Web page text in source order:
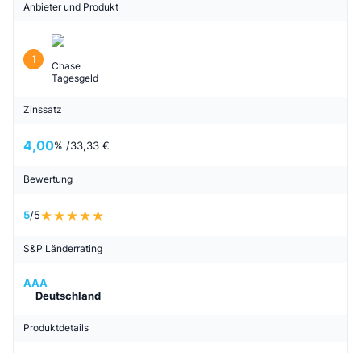
Anbieter und Produkt
1
Chase
Tagesgeld
Zinssatz
4,00% /33,33 €
Bewertung
5/5
S&P Länderrating
AAA
Deutschland
Produktdetails